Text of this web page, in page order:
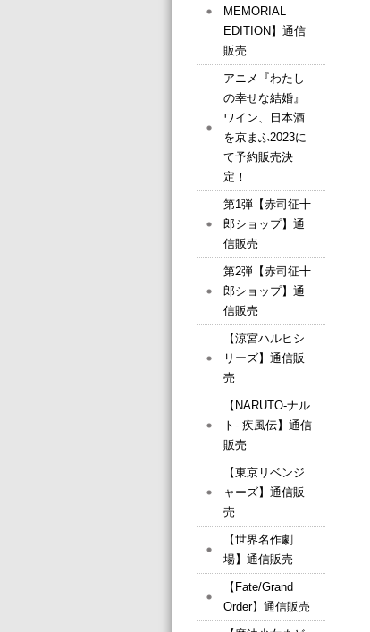
MEMORIAL
EDITION】通信
販売
アニメ『わたし
の幸せな結婚』
ワイン、日本酒
を京まふ2023に
て予約販売決
定！
第1弾【赤司征十
郎ショップ】通
信販売
第2弾【赤司征十
郎ショップ】通
信販売
【涼宮ハルヒシ
リーズ】通信販
売
【NARUTO-ナル
ト- 疾風伝】通信
販売
【東京リベンジ
ャーズ】通信販
売
【世界名作劇
場】通信販売
【Fate/Grand
Order】通信販売